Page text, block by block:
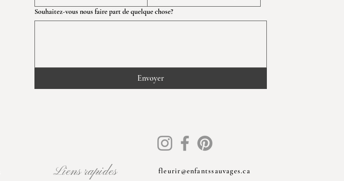
Souhaitez-vous nous faire part de quelque chose?
Envoyer
Liens rapides fleurir@enfantssauvages.ca